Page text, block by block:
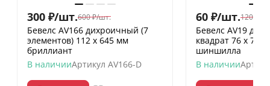
300 ₽/шт.600 ₽/шт.
Бевелс AV166 дихроичный (7
элементов) 112 х 645 мм
бриллиант
В наличииАртикул AV166-D
60 ₽/шт.120
Бевелс AV19
квадрат 76 х 76
шиншилла
В наличии